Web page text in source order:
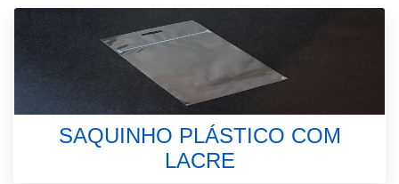
SAQUINHO PLÁSTICO COM
LACRE